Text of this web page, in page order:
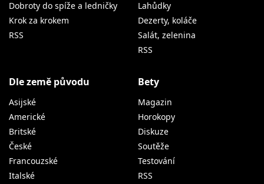
Dobroty do spíže a ledničky
Krok za krokem
RSS
Lahůdky
Dezerty, koláče
Salát, zelenina
RSS
Dle země původu
Asijské
Americké
Britské
České
Francouzské
Italské
Bety
Magazin
Horokopy
Diskuze
Soutěže
Testování
RSS